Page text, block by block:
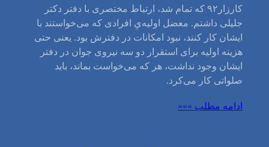
کارزار۹۲ که تمام شد، ارتباط مختصری با دفتر دکتر
جلیلی داشتم. معضل اولیه‌یِ افرادی که می‌خواستند با
ایشان کار کنند، نبود امکانات در دفترش بود. یعنی حتی
هزینه اولیه برای استقرار دو سه نیروی جوان در دفتر
ایشان وجود نداشت، هر که می‌خواست بماند، باید
صلواتی کار می‌کرد.
ادامه مطلب »»»